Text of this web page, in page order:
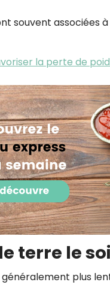
souvent associées
la perte de
terre le
plus